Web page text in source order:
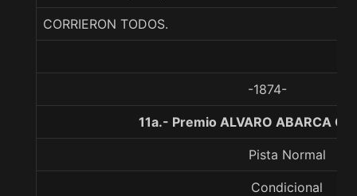
CORRIERON TODOS.
-1874-
11a.- Premio ALVARO ABARCA
Pista Normal
Condicional